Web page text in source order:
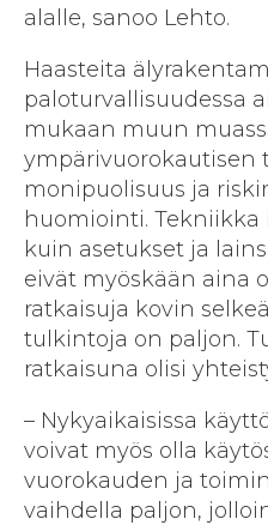
alalle, sanoo Lehto.
Haasteita
paloturvallisuudessa
mukaan muun
ympärivuorokautisen
monipuolisuus ja
huomiointi.
kuin asetukset ja
eivät myöskään aina
ratkaisuja kovin
tulkintoja on paljon.
ratkaisuna olisi
– Nykyaikaisissa
voivat myös olla
vuorokauden ja
vaihdella paljon,